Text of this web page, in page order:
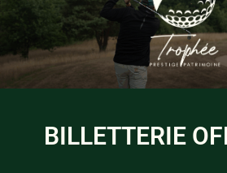
BILLETTERIE